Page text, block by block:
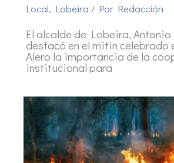
Local, Lobeira / Por Redacción
El alcalde de Lobeira,
destacó en el mitin celebrado
Alero la importancia de la
institucional para